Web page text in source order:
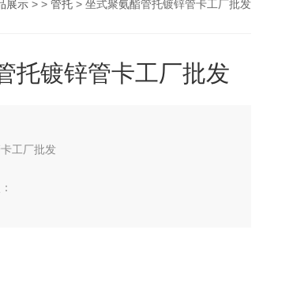
展示 > > 管托 > 坐式聚氨酯管托镀锌管卡工厂批发
托镀锌管卡工厂批发
工厂批发
，从而保证了制成品表面的平整度。 泡沫细
，可以减少制成品的自重量，比传统的产品低